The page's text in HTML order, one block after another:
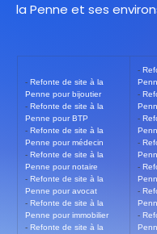
la Penne et ses
- Refonte de site à la
Penne pour bijoutier
- Refonte de site à la
Penne pour BTP
- Refonte de site à la
Penne pour médecin
- Refonte de site à la
Penne pour notaire
- Refonte de site à la
Penne pour avocat
- Refonte de site à la
Penne pour immobilier
- Refonte de site à la
-
-
-
-
-
-
-